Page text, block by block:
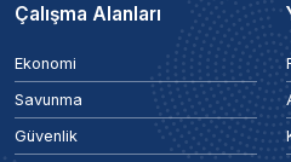
Çalışma Alanları
Ekonomi
Savunma
Güvenlik